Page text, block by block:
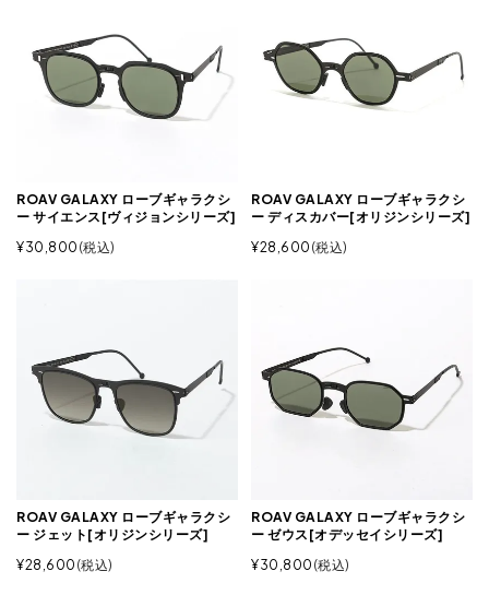
ROAV GALAXY ローブギャラクシ
ー サイエンス[ヴィジョンシリーズ]
¥30,800 税込
ROAV GALAXY ローブギャラクシ
ー ディスカバー[オリジンシリーズ]
¥28,600 税込
ROAV GALAXY ローブギャラクシ
ー ジェット[オリジンシリーズ]
¥28,600 税込
ROAV GALAXY ローブギャラクシ
ー ゼウス[オデッセイシリーズ]
¥30,800 税込